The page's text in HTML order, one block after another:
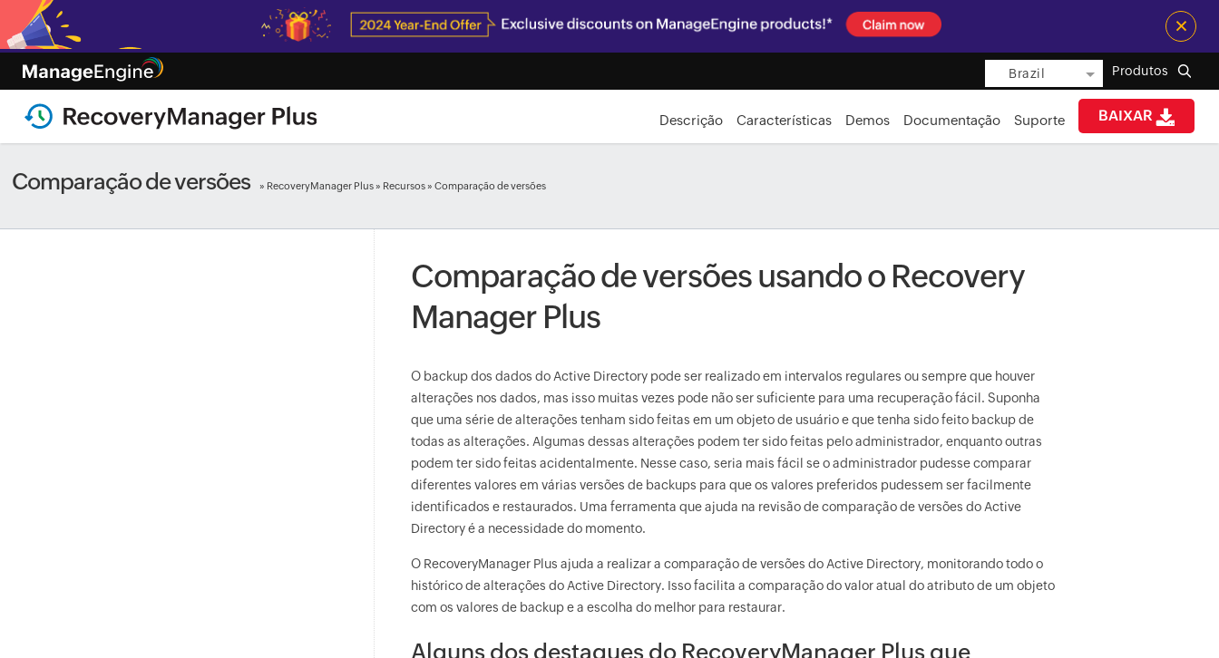
×
Brazil Produtos
BAIXAR
Descrição Características Demos Documentação Suporte
Comparação de versões » RecoveryManager Plus » Recursos » Comparação de versões
Comparação de versões usando o Recovery
Manager Plus
O backup dos dados do Active Directory pode ser realizado em intervalos regulares ou sempre que houver
alterações nos dados, mas isso muitas vezes pode não ser suficiente para uma recuperação fácil. Suponha
que uma série de alterações tenham sido feitas em um objeto de usuário e que tenha sido feito backup de
todas as alterações. Algumas dessas alterações podem ter sido feitas pelo administrador, enquanto outras
podem ter sido feitas acidentalmente. Nesse caso, seria mais fácil se o administrador pudesse comparar
diferentes valores em várias versões de backups para que os valores preferidos pudessem ser facilmente
identificados e restaurados. Uma ferramenta que ajuda na revisão de comparação de versões do Active
Directory é a necessidade do momento.
O RecoveryManager Plus ajuda a realizar a comparação de versões do Active Directory, monitorando todo o
histórico de alterações do Active Directory. Isso facilita a comparação do valor atual do atributo de um objeto
com os valores de backup e a escolha do melhor para restaurar.
Alguns dos destaques do RecoveryManager Plus que